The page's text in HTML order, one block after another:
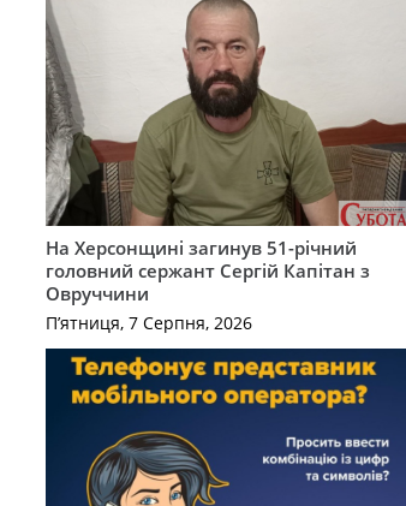
На Херсонщині загинув 51-річний
головний сержант Сергій Капітан з
Овруччини
П’ятниця, 7 Серпня, 2026